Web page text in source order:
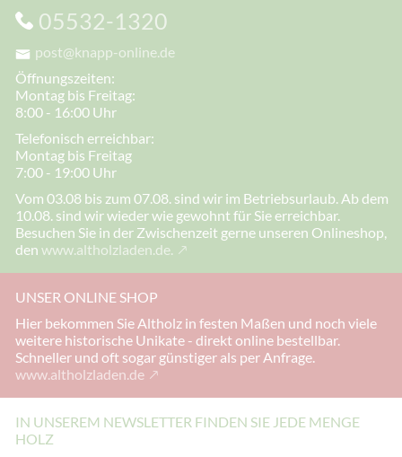
05532-1320
post@knapp-online.de
Öffnungszeiten:
Montag bis Freitag:
8:00 - 16:00 Uhr
Telefonisch erreichbar:
Montag bis Freitag
7:00 - 19:00 Uhr
Vom 03.08 bis zum 07.08. sind wir im Betriebsurlaub. Ab dem
10.08. sind wir wieder wie gewohnt für Sie erreichbar.
Besuchen Sie in der Zwischenzeit gerne unseren Onlineshop,
den www.altholzladen.de.
UNSER ONLINE SHOP
Hier bekommen Sie Altholz in festen Maßen und noch viele
weitere historische Unikate - direkt online bestellbar.
Schneller und oft sogar günstiger als per Anfrage.
www.altholzladen.de
IN UNSEREM NEWSLETTER FINDEN SIE JEDE MENGE
HOLZ